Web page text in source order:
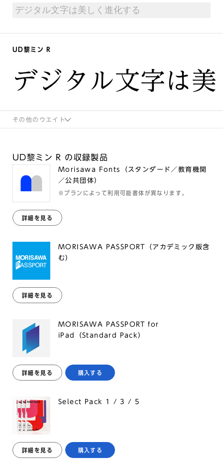
UD黎ミン R
デジタル文字は
その他のウエイト
UD黎ミン R の収録製品
Morisawa Fonts（スタンダード／教育機関
／公共団体）
※プランによって利用可能書体が異なります。
詳細を見る
MORISAWA PASSPORT（アカデミック版含
む）
詳細を見る
MORISAWA PASSPORT for
iPad（Standard Pack）
詳細を見る 購入する
Select Pack 1 / 3 / 5
詳細を見る 購入する